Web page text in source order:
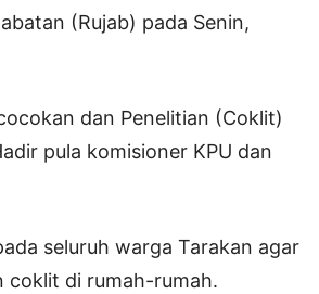
(Rujab) pada Senin,
dan Penelitian (Coklit)
pula komisioner KPU dan
seluruh warga Tarakan agar
coklit di rumah-rumah.